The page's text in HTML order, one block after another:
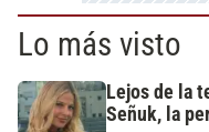
Lo más visto
Lejos de la
Señuk, la